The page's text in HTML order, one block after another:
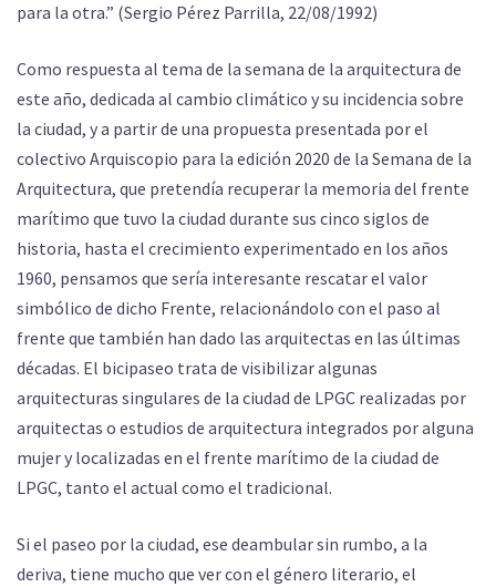
para la otra.” (Sergio Pérez Parrilla, 22/08/1992)
Como respuesta al tema de la semana de la arquitectura de
este año, dedicada al cambio climático y su incidencia sobre
la ciudad, y a partir de una propuesta presentada por el
colectivo Arquiscopio para la edición 2020 de la Semana de la
Arquitectura, que pretendía recuperar la memoria del frente
marítimo que tuvo la ciudad durante sus cinco siglos de
historia, hasta el crecimiento experimentado en los años
1960, pensamos que sería interesante rescatar el valor
simbólico de dicho Frente, relacionándolo con el paso al
frente que también han dado las arquitectas en las últimas
décadas. El bicipaseo trata de visibilizar algunas
arquitecturas singulares de la ciudad de LPGC realizadas por
arquitectas o estudios de arquitectura integrados por alguna
mujer y localizadas en el frente marítimo de la ciudad de
LPGC, tanto el actual como el tradicional.
Si el paseo por la ciudad, ese deambular sin rumbo, a la
deriva, tiene mucho que ver con el género literario, el